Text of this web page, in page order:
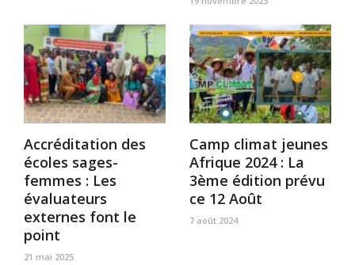
Accréditation des
écoles sages-
femmes : Les
évaluateurs
externes font le
point
21 mai 2025
Camp climat jeunes
Afrique 2024 : La
3ème édition prévu
ce 12 Août
7 août 2024